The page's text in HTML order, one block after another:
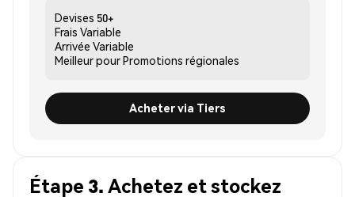
Devises 50+
Frais Variable
Arrivée Variable
Meilleur pourPromotions régionales
Acheter via Tiers
Étape 3. Achetez et stockez